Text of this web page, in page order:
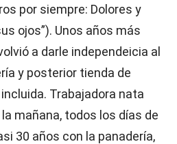
por siempre: Dolores y
ojos”). Unos años más
a darle independeicia al
y posterior tienda de
Trabajadora nata
mañana, todos los días de
30 años con la panadería,